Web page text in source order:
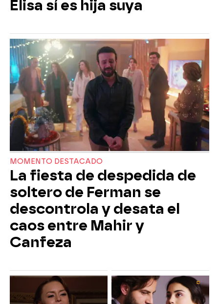
Elisa sí es hija suya
MOMENTO DESTACADO
La fiesta de despedida de
soltero de Ferman se
descontrola y desata el
caos entre Mahir y
Canfeza